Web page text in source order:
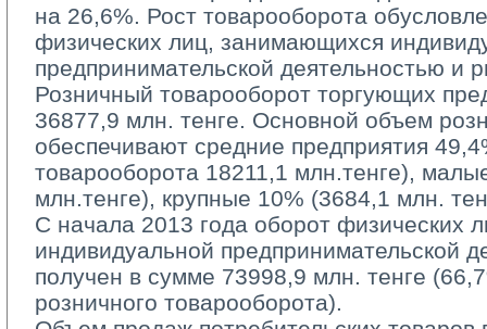
на 26,6%. Рост товарооборота
физических лиц, занимающихся
предпринимательской деятельностью и
Розничный товарооборот торгующих
36877,9 млн. тенге. Основной объем
обеспечивают средние предприятия
товарооборота 18211,1 млн.тенге),
млн.тенге), крупные 10% (3684,1 млн.
С начала 2013 года оборот физических
индивидуальной предпринимательской
получен в сумме 73998,9 млн. тенге
розничного товарооборота).